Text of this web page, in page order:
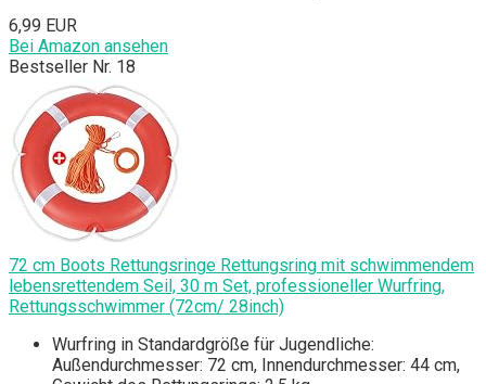
6,99 EUR
Bei Amazon ansehen
Bestseller Nr. 18
72 cm Boots Rettungsringe Rettungsring mit schwimmendem
lebensrettendem Seil, 30 m Set, professioneller Wurfring,
Rettungsschwimmer (72cm/ 28inch)
Wurfring in Standardgröße für Jugendliche:
Außendurchmesser: 72 cm, Innendurchmesser: 44 cm,